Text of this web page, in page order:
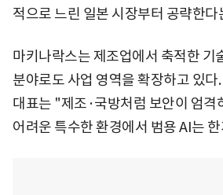
적으로 느린 일본 시장부터 공략한다
마키나락스는 제조업에서 축적한 기
분야로도 사업 영역을 확장하고 있
대표는 "제조·국방처럼 보안이 엄격
어려운 특수한 환경에서 범용 AI는